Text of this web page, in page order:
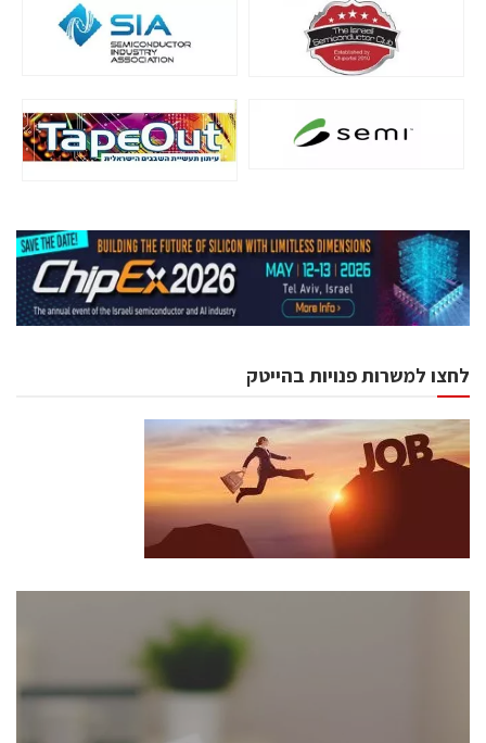
לחצו למשרות פנויות בהייטק
כנסים ואירועים